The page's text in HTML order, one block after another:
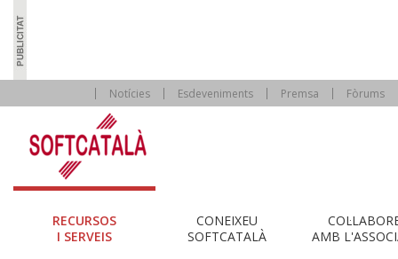
Notícies Esdeveniments Premsa Fòrums
RECURSOS
I SERVEIS
CONEIXEU
SOFTCATALÀ
AMB